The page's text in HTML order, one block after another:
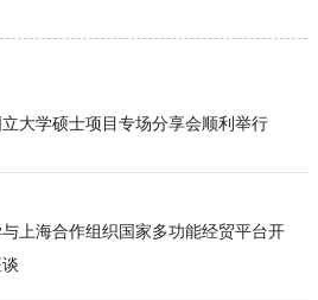
大学硕士项目专场分享会顺利举行
上海合作组织国家多功能经贸平台开